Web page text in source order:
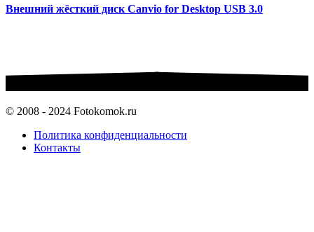
Внешний жёсткий диск Canvio for Desktop USB 3.0
© 2008 - 2024 Fotokomok.ru
Политика конфиденциальности
Контакты